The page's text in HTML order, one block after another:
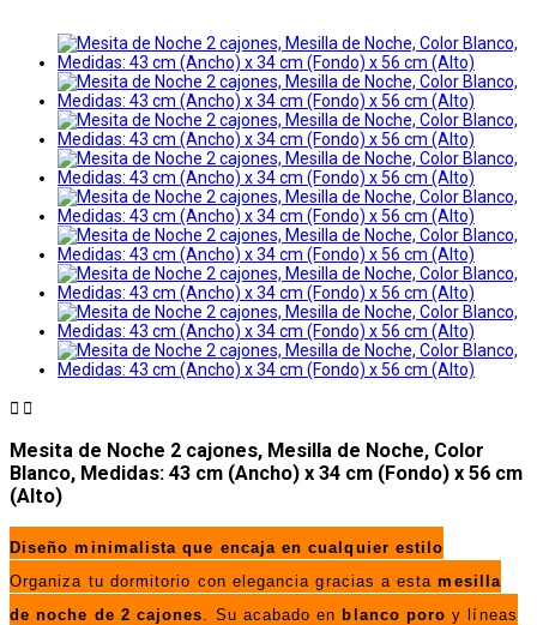
 
Mesita de Noche 2 cajones, Mesilla de Noche, Color
Blanco, Medidas: 43 cm (Ancho) x 34 cm (Fondo) x 56 cm
(Alto)
Diseño minimalista que encaja en cualquier estilo
Organiza tu dormitorio con elegancia gracias a estamesilla
de noche de 2 cajones . Su acabado en blanco poro y líneas